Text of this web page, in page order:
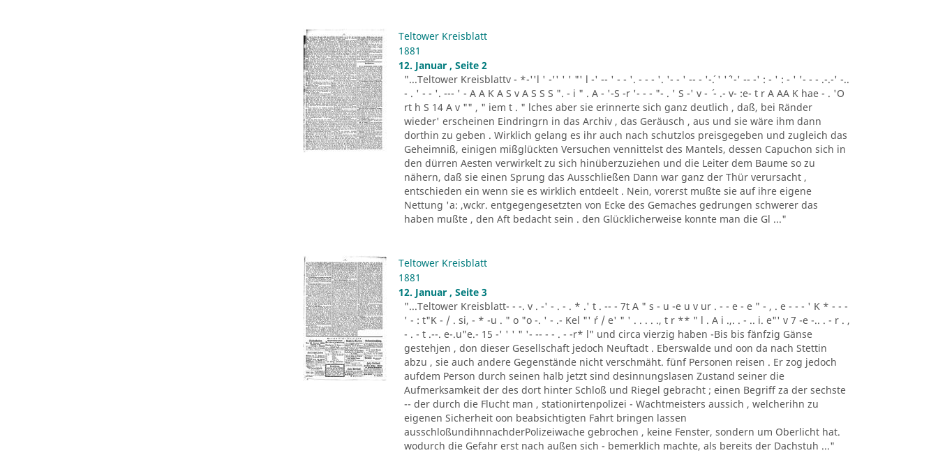
Teltower Kreisblatt
1881
12. Januar , Seite 2
"...Teltower Kreisblattv - *-''l ' -'' ' ' "' l -' -- ' - - '. - - - '. '- - ' -- - '-´. ' '´ '-' -- -' : - ' : - ' '- - - .-.-' -..
- . ' - - '. --- ' - A A K A S v A S S S ". - i " . A - '-S -r '- - - "- . ' S -' v - ´ - .- v- :e- t r A AA K hae - . 'O
rt h S 14 A v "" , " iem t . " lches aber sie erinnerte sich ganz deutlich , daß, bei Ränder
wieder' erscheinen Eindringrn in das Archiv , das Geräusch , aus und sie wäre ihm dann
dorthin zu geben . Wirklich gelang es ihr auch nach schutzlos preisgegeben und zugleich das
Geheimniß, einigen mißglückten Versuchen vennittelst des Mantels, dessen Capuchon sich in
den dürren Aesten verwirkelt zu sich hinüberzuziehen und die Leiter dem Baume so zu
nähern, daß sie einen Sprung das Ausschließen Dann war ganz der Thür verursacht ,
entschieden ein wenn sie es wirklich entdeelt . Nein, vorerst mußte sie auf ihre eigene
Nettung 'a: ,wckr. entgegengesetzten von Ecke des Gemaches gedrungen schwerer das
haben mußte , den Aft bedacht sein . den Glücklicherweise konnte man die Gl ..."
Teltower Kreisblatt
1881
12. Januar , Seite 3
"...Teltower Kreisblatt- - -. v . -' - . - . * .' t . -- - 7t A " s - u -e u v ur . - - e - e " - , . e - - - ' K * - - -
' - : t"K - / . si, - * -u . " o "o -. ' - .- Kel "' ´r / e' " ' . . . . ., t r ** " l . A i .,. . - .. i. e"' v 7 -e -.. . - r . ,
- . - t .--. e-.u"e.- 15 -' ' ' " '- -- - - . - -r* l" und circa vierzig haben -Bis bis fänfzig Gänse
gestehjen , don dieser Gesellschaft jedoch Neuftadt . Eberswalde und oon da nach Stettin
abzu , sie auch andere Gegenstände nicht verschmäht. fünf Personen reisen . Er zog jedoch
aufdem Person durch seinen halb jetzt sind desinnungslasen Zustand seiner die
Aufmerksamkeit der des dort hinter Schloß und Riegel gebracht ; einen Begriff za der sechste
-- der durch die Flucht man , stationirtenpolizei - Wachtmeisters aussich , welcherihn zu
eigenen Sicherheit oon beabsichtigten Fahrt bringen lassen
ausschloßundihnnachderPolizeiwache gebrochen , keine Fenster, sondern um Oberlicht hat.
wodurch die Gefahr erst nach außen sich - bemerklich machte, als bereits der Dachstuh ..."